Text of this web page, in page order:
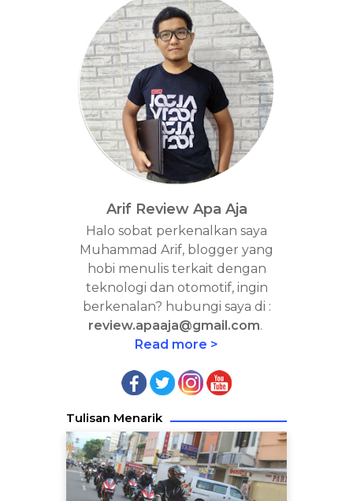
Arif Review Apa Aja
Halo sobat perkenalkan saya
Muhammad Arif, blogger yang
hobi menulis terkait dengan
teknologi dan otomotif, ingin
berkenalan? hubungi saya di :
review.apaaja@gmail.com.
Read more >
Tulisan Menarik